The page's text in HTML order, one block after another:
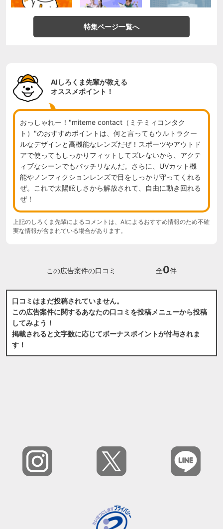
特集ページ一覧へ
AIしろくま先輩が教える
オススメポイント！
おっしゃれー！"miteme contact（ミテミィコンタク
ト）"のおすすめポイントは、何と言ってもウルトラクー
ルなデザインと高機能なレンズだぜ！スポーツやアウトド
アで使ってもしっかりフィットしてズレないから、アクテ
ィブなシーンでもバッチリなんだ。さらに、UVカット機
能やノンフィクションレンズで目をしっかり守ってくれる
ぜ。これで太陽眩しさから解放されて、自由に動き回れる
ぜ！
上記のしろくま先輩によるコメントは、AIによるおすすめ情報のため不確
実な情報が含まれている場合があります。
この広告案件の口コミ 全0件
口コミはまだ投稿されていません。
この広告案件に関するあなたの口コミを投稿メニューから投稿
してみよう！
掲載されると文字数に応じてボーナスポイントが付与されま
す！